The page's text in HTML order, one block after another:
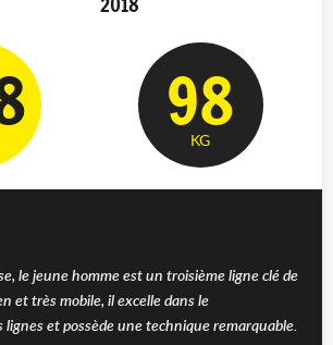
98
KG
le jeune homme est un troisième ligne clé de
et très mobile, il excelle dans le
et possède une technique remarquable.